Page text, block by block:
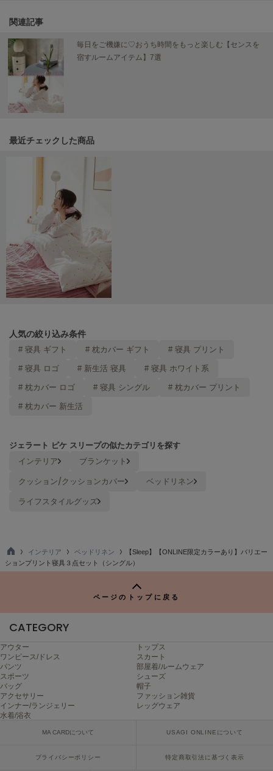
リトルユニオン トウキョウ
made of Organics
メイドオブオーガニクス
ミチュ コケット
miies miim
ミーエスミーム
Mila Owen
ミラオーウェン
MOIGE
モワージュ
MUCHA
NEW Balance
ニューバランス
nezu
NOWNS
ヌル
On
オン
オルグ
ORR
オル
PATRICK
パトリック
フィリーチョコレート
関連記事
毎日をご機嫌に♡おうち時間をもっと楽しむ【センスを
宿すルームアイテム】7選
最近チェックした商品
人気の絞り込み条件
# 寝具 ギフト # 枕カバー ギフト # 寝具 プリント
# 寝具 ロゴ # 新生活 寝具 # 寝具 ホワイト系
# 枕カバー ロゴ # 寝具 シングル # 枕カバー プリント
# 枕カバー 新生活
ジェラート ピケ スリープの似たカテゴリを探す
インテリア
ブランケット
クッション/クッションカバー
ベッドリネン
ライフスタイルグッズ
TO
P
インテリア ベッドリネン
【Sleep】【ONLINE限定カラーあり】バリエー
ションプリント寝具３点セット（シングル）
ページのトップに戻る
CATEGORY
アウター
トップス
ワンピース/ドレス
スカート
パンツ
部屋着/ルームウェア
スポーツ
シューズ
バッグ
帽子
アクセサリー
ファッション雑貨
インナー/ランジェリー
レッグウェア
水着/浴衣
MA CARDについて USAGI ONLINEについて
プライバシーポリシー 特定商取引法に基づく表示